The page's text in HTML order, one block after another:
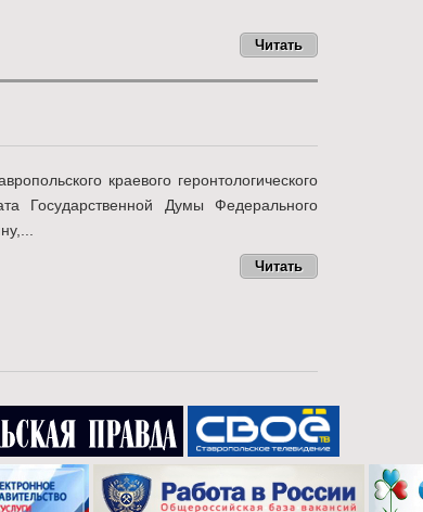
Читать
краевого геронтологического
Государственной Думы Федерального
Читать